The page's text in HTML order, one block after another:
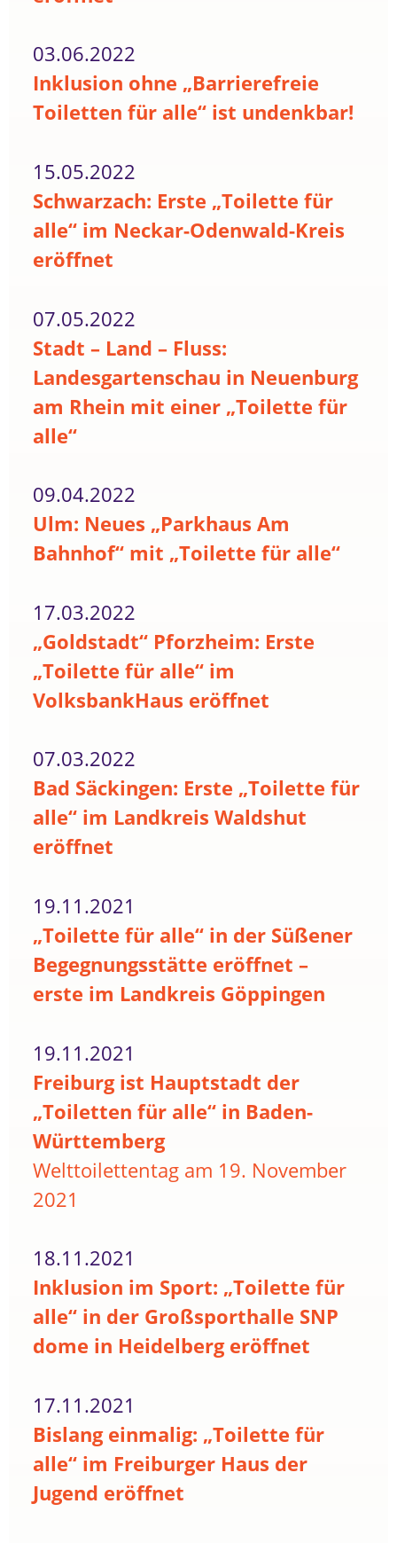
03.06.2022
Inklusion ohne „Barrierefreie
Toiletten für alle“ ist undenkbar!
15.05.2022
Schwarzach: Erste „Toilette für
alle“ im Neckar-Odenwald-Kreis
eröffnet
07.05.2022
Stadt – Land – Fluss:
Landesgartenschau in Neuenburg
am Rhein mit einer „Toilette für
alle“
09.04.2022
Ulm: Neues „Parkhaus Am
Bahnhof“ mit „Toilette für alle“
17.03.2022
„Goldstadt“ Pforzheim: Erste
„Toilette für alle“ im
VolksbankHaus eröffnet
07.03.2022
Bad Säckingen: Erste „Toilette für
alle“ im Landkreis Waldshut
eröffnet
19.11.2021
„Toilette für alle“ in der Süßener
Begegnungsstätte eröffnet –
erste im Landkreis Göppingen
19.11.2021
Freiburg ist Hauptstadt der
„Toiletten für alle“ in Baden-
Württemberg
Welttoilettentag am 19. November
2021
18.11.2021
Inklusion im Sport: „Toilette für
alle“ in der Großsporthalle SNP
dome in Heidelberg eröffnet
17.11.2021
Bislang einmalig: „Toilette für
alle“ im Freiburger Haus der
Jugend eröffnet